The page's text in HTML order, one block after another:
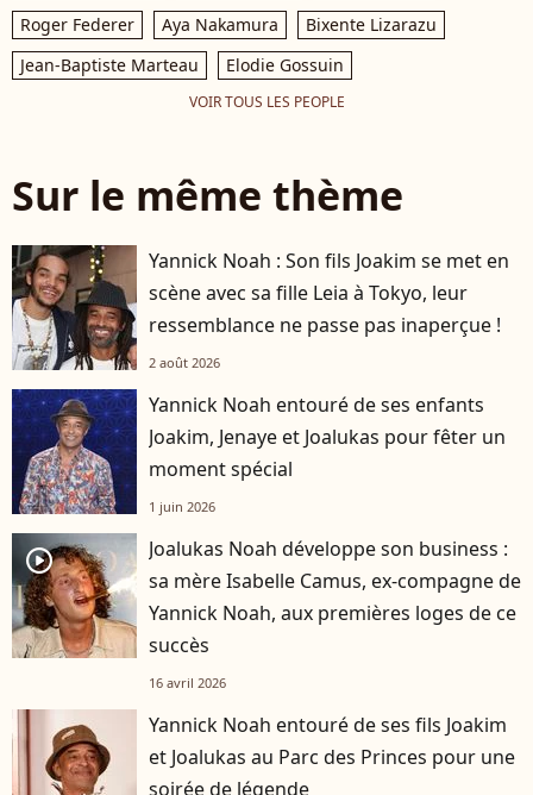
Roger Federer
Aya Nakamura
Bixente Lizarazu
Jean-Baptiste Marteau
Elodie Gossuin
VOIR TOUS LES PEOPLE
Sur le même thème
Yannick Noah : Son fils Joakim se met en
scène avec sa fille Leia à Tokyo, leur
ressemblance ne passe pas inaperçue !
2 août 2026
Yannick Noah entouré de ses enfants
Joakim, Jenaye et Joalukas pour fêter un
moment spécial
1 juin 2026
player2
Joalukas Noah développe son business :
sa mère Isabelle Camus, ex-compagne de
Yannick Noah, aux premières loges de ce
succès
16 avril 2026
Yannick Noah entouré de ses fils Joakim
et Joalukas au Parc des Princes pour une
soirée de légende